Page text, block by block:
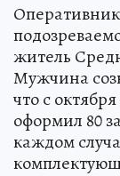
житель
Мужчина
что с
оформил 80
каждом